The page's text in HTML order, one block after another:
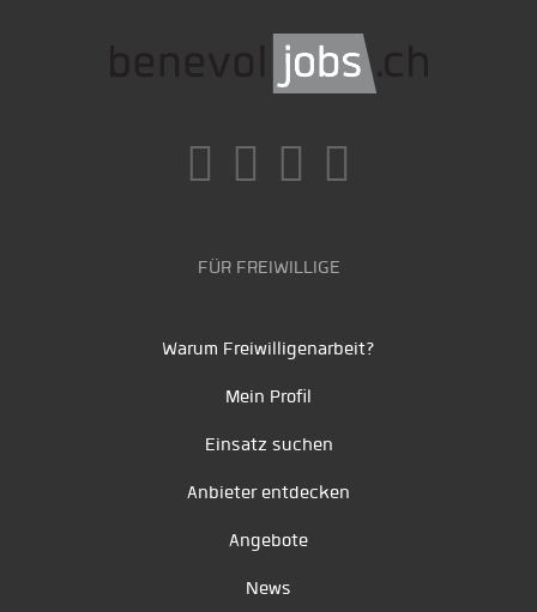
FÜR FREIWILLIGE
Warum Freiwilligenarbeit?
Mein Profil
Einsatz suchen
Anbieter entdecken
Angebote
News